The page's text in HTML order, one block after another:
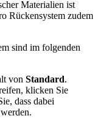
Materialien ist
Rückensystem zudem
sind im folgenden
von Standard.
klicken Sie
dass dabei